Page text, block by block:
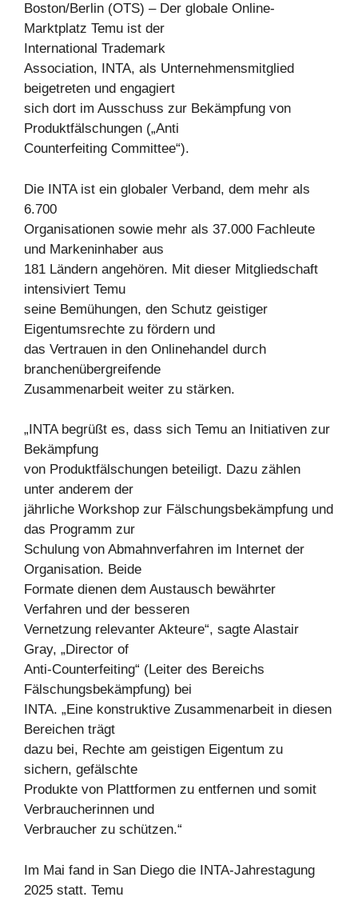
Boston/Berlin (OTS) – Der globale Online-
Marktplatz Temu ist der
International Trademark
Association, INTA, als Unternehmensmitglied
beigetreten und engagiert
sich dort im Ausschuss zur Bekämpfung von
Produktfälschungen („Anti
Counterfeiting Committee“).
Die INTA ist ein globaler Verband, dem mehr als
6.700
Organisationen sowie mehr als 37.000 Fachleute
und Markeninhaber aus
181 Ländern angehören. Mit dieser Mitgliedschaft
intensiviert Temu
seine Bemühungen, den Schutz geistiger
Eigentumsrechte zu fördern und
das Vertrauen in den Onlinehandel durch
branchenübergreifende
Zusammenarbeit weiter zu stärken.
„INTA begrüßt es, dass sich Temu an Initiativen zur
Bekämpfung
von Produktfälschungen beteiligt. Dazu zählen
unter anderem der
jährliche Workshop zur Fälschungsbekämpfung und
das Programm zur
Schulung von Abmahnverfahren im Internet der
Organisation. Beide
Formate dienen dem Austausch bewährter
Verfahren und der besseren
Vernetzung relevanter Akteure“, sagte Alastair
Gray, „Director of
Anti-Counterfeiting“ (Leiter des Bereichs
Fälschungsbekämpfung) bei
INTA. „Eine konstruktive Zusammenarbeit in diesen
Bereichen trägt
dazu bei, Rechte am geistigen Eigentum zu
sichern, gefälschte
Produkte von Plattformen zu entfernen und somit
Verbraucherinnen und
Verbraucher zu schützen.“
Im Mai fand in San Diego die INTA-Jahrestagung
2025 statt. Temu